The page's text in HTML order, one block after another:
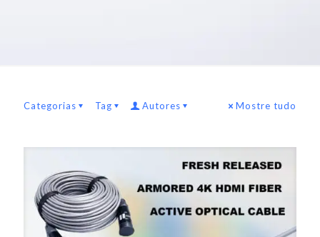
Categorias Tag Autores Mostre tudo